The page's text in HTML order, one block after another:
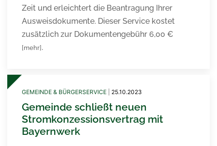
Zeit und erleichtert die Beantragung Ihrer
Ausweisdokumente. Dieser Service kostet
zusätzlich zur Dokumentengebühr 6,00 €
[mehr].
GEMEINDE & BÜRGERSERVICE 25.10.2023
Gemeinde schließt neuen
Stromkonzessionsvertrag mit
Bayernwerk